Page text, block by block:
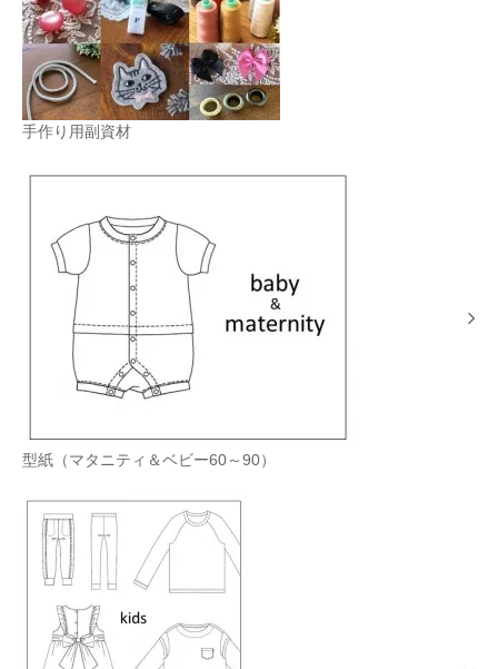
手作り用副資材
型紙（マタニティ＆ベビー60～90）